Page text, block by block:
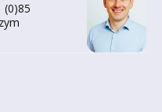
(0)85